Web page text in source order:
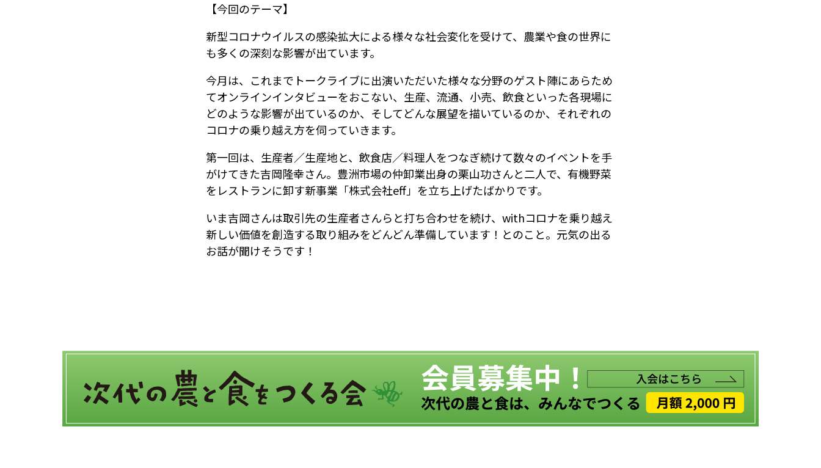
【今回のテーマ】
新型コロナウイルスの感染拡大による様々な社会変化を受けて、農業や食の世界に
も多くの深刻な影響が出ています。
今月は、これまでトークライブに出演いただいた様々な分野のゲスト陣にあらため
てオンラインインタビューをおこない、生産、流通、小売、飲食といった各現場に
どのような影響が出ているのか、そしてどんな展望を描いているのか、それぞれの
コロナの乗り越え方を伺っていきます。
第一回は、生産者／生産地と、飲食店／料理人をつなぎ続けて数々のイベントを手
がけてきた吉岡隆幸さん。豊洲市場の仲卸業出身の栗山功さんと二人で、有機野菜
をレストランに卸す新事業「株式会社eff」を立ち上げたばかりです。
いま吉岡さんは取引先の生産者さんらと打ち合わせを続け、withコロナを乗り越え
新しい価値を創造する取り組みをどんどん準備しています！とのこと。元気の出る
お話が聞けそうです！